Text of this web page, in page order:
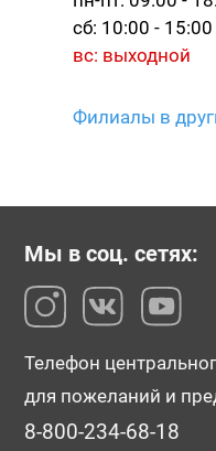
сб: 10:00 - 15:00
вс: выходной
Филиалы в
Мы в соц. сетях:
Телефон
для пожеланий и
8-800-234-68-18